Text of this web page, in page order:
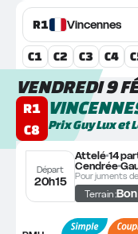
R1 Vincennes
C1 C2 C3 C4 C
VENDREDI 9
R1
C8
Prix Guy Lux et
Départ
20h15
Attelé14
Cendrée
Terrain :Bon